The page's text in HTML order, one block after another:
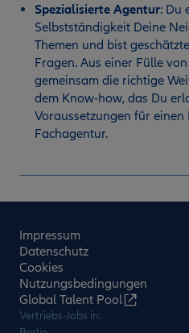
Spezialisierte Agentur: Du
Selbstständigkeit Deine
Themen und bist
Fragen. Aus einer Fülle
gemeinsam die richtige
dem Know-how, das Du
Voraussetzungen für einen
Fachagentur.
Impressum
Datenschutz
Cookies
Nutzungsbedingungen
Global Talent Pool
Vertriebs-Jobs in: